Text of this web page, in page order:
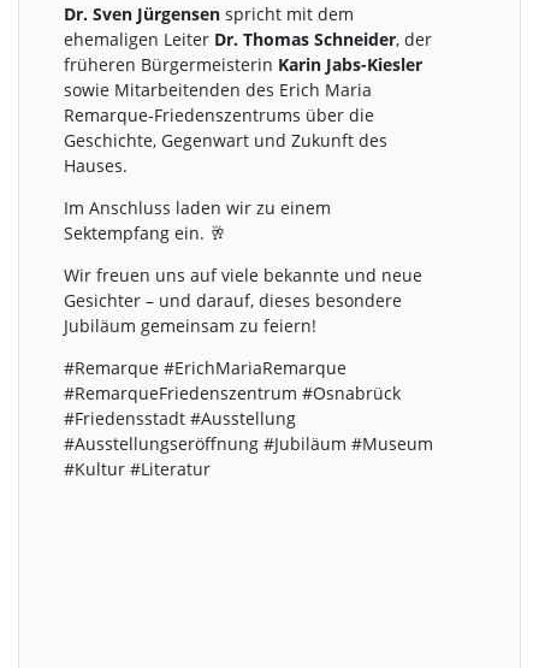
Dr. Sven Jürgensen spricht mit dem
ehemaligen Leiter Dr. Thomas Schneider, der
früheren Bürgermeisterin Karin Jabs-Kiesler
sowie Mitarbeitenden des Erich Maria
Remarque-Friedenszentrums über die
Geschichte, Gegenwart und Zukunft des
Hauses.
Im Anschluss laden wir zu einem
Sektempfang ein. 🥂
Wir freuen uns auf viele bekannte und neue
Gesichter – und darauf, dieses besondere
Jubiläum gemeinsam zu feiern!
#Remarque #ErichMariaRemarque
#RemarqueFriedenszentrum #Osnabrück
#Friedensstadt #Ausstellung
#Ausstellungseröffnung #Jubiläum #Museum
#Kultur #Literatur